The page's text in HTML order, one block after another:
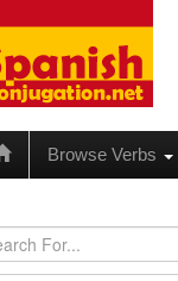
Browse Verbs